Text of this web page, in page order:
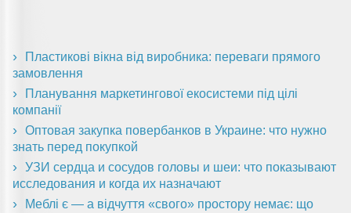
Пластикові вікна від виробника: переваги прямого
замовлення
Планування маркетингової екосистеми під цілі
компанії
Оптовая закупка повербанков в Украине: что нужно
знать перед покупкой
УЗИ сердца и сосудов головы и шеи: что показывают
исследования и когда их назначают
Меблі є — а відчуття «свого» простору немає: що